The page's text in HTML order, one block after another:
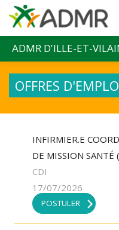
Aller au contenu principal
ADMR D'ILLE-ET-
OFFRES
INFIRMIER.E
DE MISSION SANTÉ
CDI
17/07/2026
POSTULER